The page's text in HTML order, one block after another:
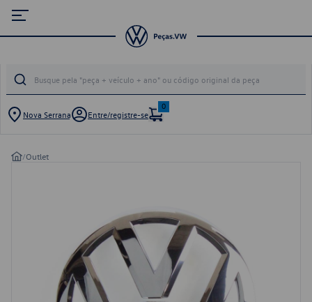
Nova Serrana Entre/registre-se
0
/Outlet